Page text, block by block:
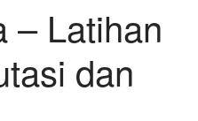
– Latihan
dan